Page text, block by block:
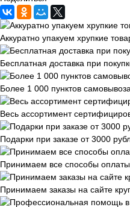
Аккуратно упакуем хрупкие
Бесплатная доставка при
Более 1 000 пунктов
Весь ассортимент
Подарки при заказе от 3000
Принимаем все способы оплаты
Принимаем заказы на сайте